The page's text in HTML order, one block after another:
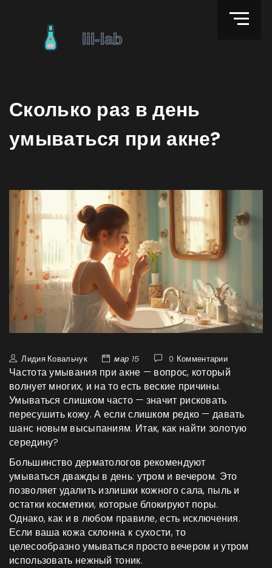
Сколько раз в день
умываться при акне?
Лидия Ковальчук мар 15 0 Комментарии
Частота умывания при акне — вопрос, который
волнует многих, и на то есть веские причины.
Умываться слишком часто — значит рисковать
пересушить кожу. А если слишком редко — давать
шанс новым высыпаниям. Итак, как найти золотую
середину?
Большинство дерматологов рекомендуют
умываться дважды в день: утром и вечером. Это
позволяет удалить излишки кожного сала, пыль и
остатки косметики, которые блокируют поры.
Однако, как и в любом правиле, есть исключения.
Если ваша кожа склонна к сухости, то
целесообразно умываться просто вечером и утром
использовать нежный тоник.